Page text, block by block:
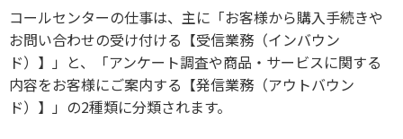
コールセンターの仕事は、主に「お客様から購入手続きや
お問い合わせの受け付ける【受信業務（インバウン
ド）】」と、「アンケート調査や商品・サービスに関する
内容をお客様にご案内する【発信業務（アウトバウン
ド）】」の2種類に分類されます。